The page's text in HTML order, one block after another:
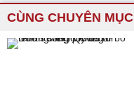
CÙNG CHUYÊN MỤC